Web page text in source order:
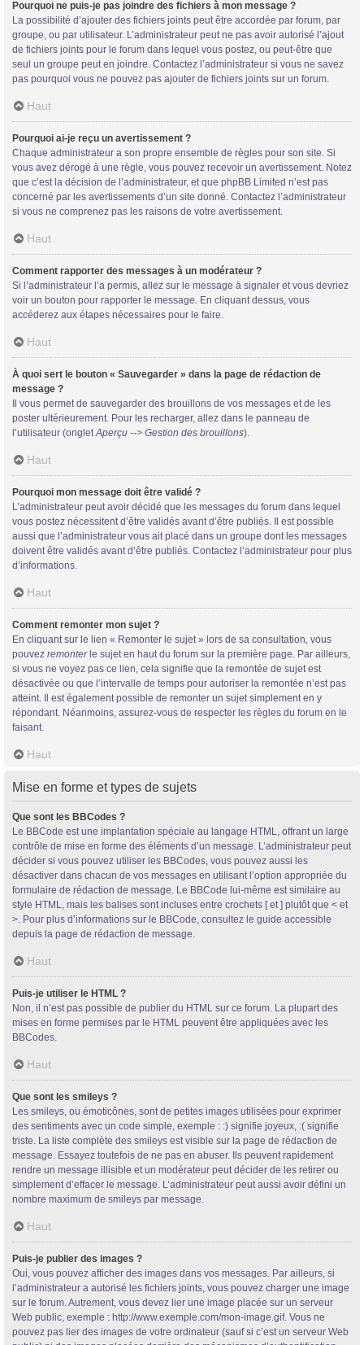
Pourquoi ne puis-je pas joindre des fichiers à mon message ?
La possibilité d’ajouter des fichiers joints peut être accordée par forum, par
groupe, ou par utilisateur. L’administrateur peut ne pas avoir autorisé l’ajout
de fichiers joints pour le forum dans lequel vous postez, ou peut-être que
seul un groupe peut en joindre. Contactez l’administrateur si vous ne savez
pas pourquoi vous ne pouvez pas ajouter de fichiers joints sur un forum.
Haut
Pourquoi ai-je reçu un avertissement ?
Chaque administrateur a son propre ensemble de règles pour son site. Si
vous avez dérogé à une règle, vous pouvez recevoir un avertissement. Notez
que c’est la décision de l’administrateur, et que phpBB Limited n’est pas
concerné par les avertissements d’un site donné. Contactez l’administrateur
si vous ne comprenez pas les raisons de votre avertissement.
Haut
Comment rapporter des messages à un modérateur ?
Si l’administrateur l’a permis, allez sur le message à signaler et vous devriez
voir un bouton pour rapporter le message. En cliquant dessus, vous
accéderez aux étapes nécessaires pour le faire.
Haut
À quoi sert le bouton « Sauvegarder » dans la page de rédaction de
message ?
Il vous permet de sauvegarder des brouillons de vos messages et de les
poster ultérieurement. Pour les recharger, allez dans le panneau de
l’utilisateur (ongletAperçu --> Gestion des brouillons).
Haut
Pourquoi mon message doit être validé ?
L’administrateur peut avoir décidé que les messages du forum dans lequel
vous postez nécessitent d’être validés avant d’être publiés. Il est possible
aussi que l’administrateur vous ait placé dans un groupe dont les messages
doivent être validés avant d’être publiés. Contactez l’administrateur pour plus
d’informations.
Haut
Comment remonter mon sujet ?
En cliquant sur le lien « Remonter le sujet » lors de sa consultation, vous
pouvez remonterle sujet en haut du forum sur la première page. Par ailleurs,
si vous ne voyez pas ce lien, cela signifie que la remontée de sujet est
désactivée ou que l’intervalle de temps pour autoriser la remontée n’est pas
atteint. Il est également possible de remonter un sujet simplement en y
répondant. Néanmoins, assurez-vous de respecter les règles du forum en le
faisant.
Haut
Mise en forme et types de sujets
Que sont les BBCodes ?
Le BBCode est une implantation spéciale au langage HTML, offrant un large
contrôle de mise en forme des éléments d’un message. L’administrateur peut
décider si vous pouvez utiliser les BBCodes, vous pouvez aussi les
désactiver dans chacun de vos messages en utilisant l’option appropriée du
formulaire de rédaction de message. Le BBCode lui-même est similaire au
style HTML, mais les balises sont incluses entre crochets [ et ] plutôt que < et
>. Pour plus d’informations sur le BBCode, consultez le guide accessible
depuis la page de rédaction de message.
Haut
Puis-je utiliser le HTML ?
Non, il n’est pas possible de publier du HTML sur ce forum. La plupart des
mises en forme permises par le HTML peuvent être appliquées avec les
BBCodes.
Haut
Que sont les smileys ?
Les smileys, ou émoticônes, sont de petites images utilisées pour exprimer
des sentiments avec un code simple, exemple : :) signifie joyeux, :( signifie
triste. La liste complète des smileys est visible sur la page de rédaction de
message. Essayez toutefois de ne pas en abuser. Ils peuvent rapidement
rendre un message illisible et un modérateur peut décider de les retirer ou
simplement d’effacer le message. L’administrateur peut aussi avoir défini un
nombre maximum de smileys par message.
Haut
Puis-je publier des images ?
Oui, vous pouvez afficher des images dans vos messages. Par ailleurs, si
l’administrateur a autorisé les fichiers joints, vous pouvez charger une image
sur le forum. Autrement, vous devez lier une image placée sur un serveur
Web public, exemple : http://www.exemple.com/mon-image.gif. Vous ne
pouvez pas lier des images de votre ordinateur (sauf si c’est un serveur Web